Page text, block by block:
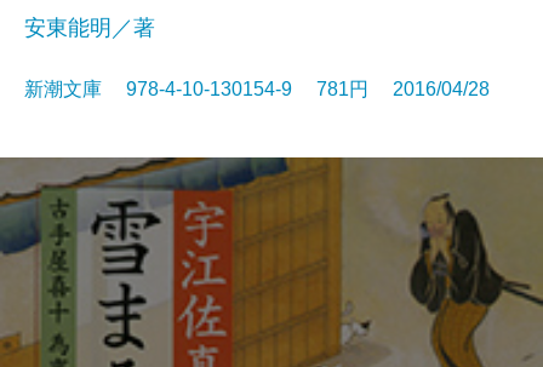
安東能明／著
新潮文庫 978-4-10-130154-9 781円 2016/04/28